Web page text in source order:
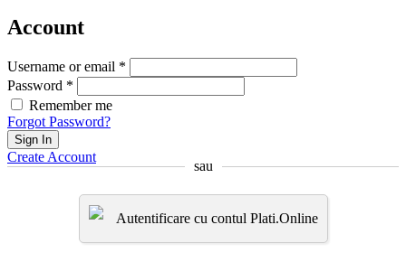
Account
Username or email *
Password *
Remember me
Forgot Password?
Sign In
Create Account
sau
Autentificare cu contul Plati.Online